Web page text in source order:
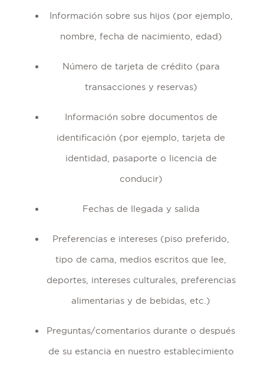
Información sobre sus hijos (por ejemplo,
nombre, fecha de nacimiento, edad)
Número de tarjeta de crédito (para
transacciones y reservas)
Información sobre documentos de
identificación (por ejemplo, tarjeta de
identidad, pasaporte o licencia de
conducir)
Fechas de llegada y salida
Preferencias e intereses (piso preferido,
tipo de cama, medios escritos que lee,
deportes, intereses culturales, preferencias
alimentarias y de bebidas, etc.)
Preguntas/comentarios durante o después
de su estancia en nuestro establecimiento